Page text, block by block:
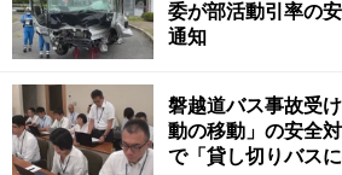
委が部活動引率の
通知
磐越道バス事故受
動の移動」の安全
で「貸し切りバス